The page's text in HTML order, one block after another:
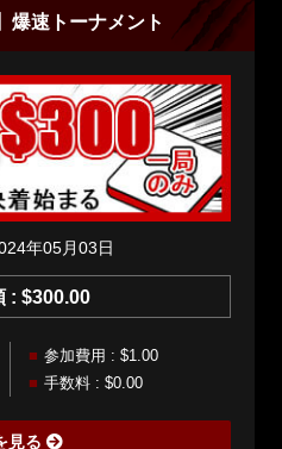
爆速トーナメント
年05月03日
: $300.00
参加費用 : $1.00
手数料 : $0.00
見る